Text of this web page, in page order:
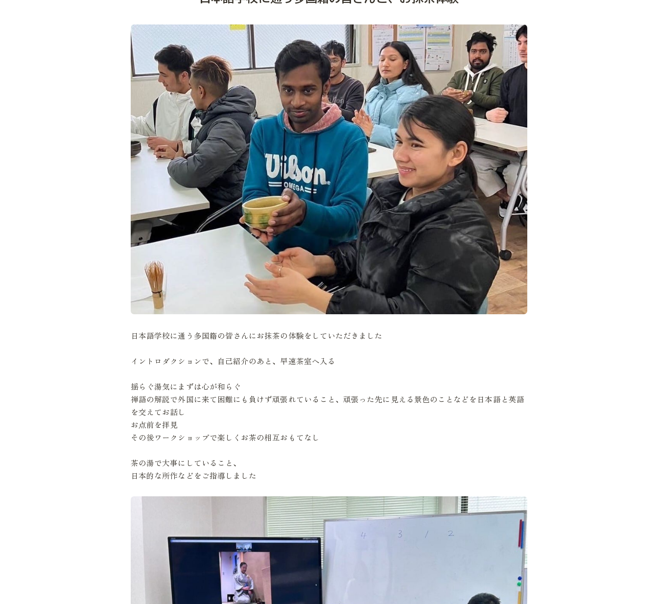
日本語学校に通う多国籍の皆さんにお抹茶の体験をしていただきました
イントロダクションで、自己紹介のあと、早速茶室へ入る
揺らぐ湯気にまずは心が和らぐ
禅語の解説で外国に来て困難にも負けず頑張れていること、頑張った先に見える景色のことなどを日本語と英語
を交えてお話し
お点前を拝見
その後ワークショップで楽しくお茶の相互おもてなし
茶の湯で大事にしていること、
日本的な所作などをご指導しました